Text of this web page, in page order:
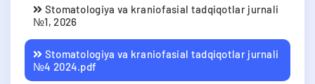
Stomatologiya va kraniofasial tadqiqotlar jurnali
№1, 2026
Stomatologiya va kraniofasial tadqiqotlar jurnali
№4 2024.pdf